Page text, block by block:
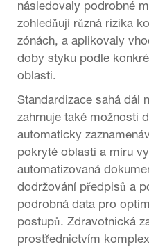
následovaly podrobné
zohledňují různá rizika
zónách, a aplikovaly
doby styku podle
oblasti.
Standardizace sahá dál
zahrnuje také možnosti
automaticky
pokryté oblasti a míru
automatizovaná
dodržování předpisů a
podrobná data pro
postupů. Zdravotnická
prostřednictvím